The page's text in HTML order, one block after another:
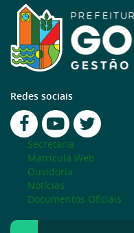
Redes sociais
Secretaria
Matrícula Web
Ouvidoria
Notícias
Documentos Oficiais